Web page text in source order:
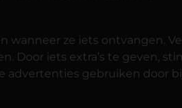
wanneer ze iets ontvangen.
Door iets extra’s te geven,
advertenties gebruiken door